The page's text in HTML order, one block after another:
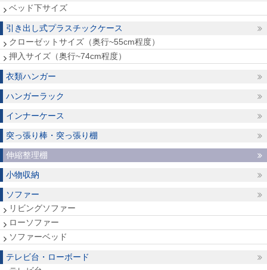
ベッド下サイズ
引き出し式プラスチックケース
クローゼットサイズ（奥行~55cm程度）
押入サイズ（奥行~74cm程度）
衣類ハンガー
ハンガーラック
インナーケース
突っ張り棒・突っ張り棚
伸縮整理棚
小物収納
ソファー
リビングソファー
ローソファー
ソファーベッド
テレビ台・ローボード